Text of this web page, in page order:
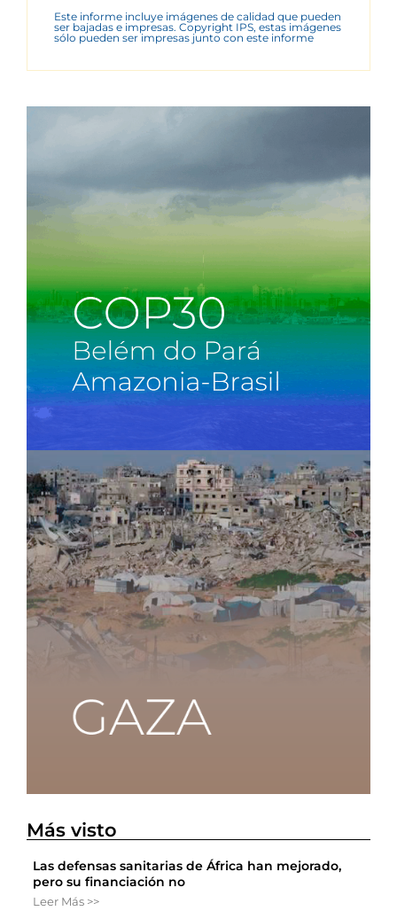
Este informe incluye imágenes de calidad que pueden
ser bajadas e impresas. Copyright IPS, estas imágenes
sólo pueden ser impresas junto con este informe
Más visto
Las defensas sanitarias de África han mejorado,
pero su financiación no
Leer Más >>